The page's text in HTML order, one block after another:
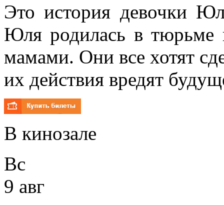
Это история девочки
Юля родилась в
мамами. Они все хотят
их действия вредят
В кинозале
Вс
9 авг